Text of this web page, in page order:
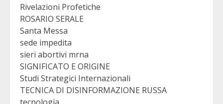
Rivelazioni Profetiche
ROSARIO SERALE
Santa Messa
sede impedita
sieri abortivi mrna
SIGNIFICATO E ORIGINE
Studi Strategici Internazionali
TECNICA DI DISINFORMAZIONE RUSSA